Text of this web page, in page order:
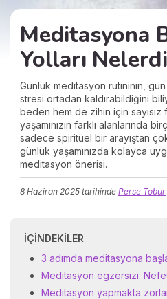
Meditasyona
Yolları
Günlük meditasyon rutininin,
stresi ortadan kaldırabildiğini
beden hem de zihin için sayısız
yaşamınızın farklı alanlarında
sadece spiritüel bir arayıştan
günlük yaşamınızda kolayca
meditasyon önerisi.
8 Haziran 2025 tarihinde Perse Tobur
İÇINDEKILER
3 adımda meditasyona
Meditasyon egzersizi:
Meditasyon yapmakta